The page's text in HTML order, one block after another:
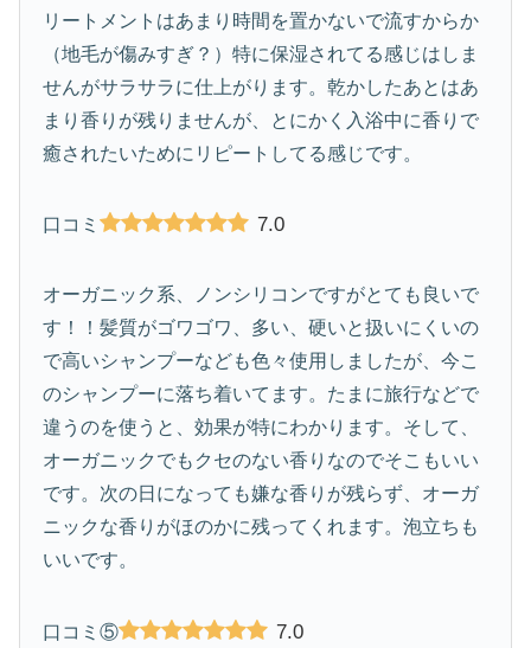
リートメントはあまり時間を置かないで流すからか
（地毛が傷みすぎ？）特に保湿されてる感じはしま
せんがサラサラに仕上がります。乾かしたあとはあ
まり香りが残りませんが、とにかく入浴中に香りで
癒されたいためにリピートしてる感じです。
口コミ 7.0
オーガニック系、ノンシリコンですがとても良いで
す！！髪質がゴワゴワ、多い、硬いと扱いにくいの
で高いシャンプーなども色々使用しましたが、今こ
のシャンプーに落ち着いてます。たまに旅行などで
違うのを使うと、効果が特にわかります。そして、
オーガニックでもクセのない香りなのでそこもいい
です。次の日になっても嫌な香りが残らず、オーガ
ニックな香りがほのかに残ってくれます。泡立ちも
いいです。
口コミ⑤ 7.0